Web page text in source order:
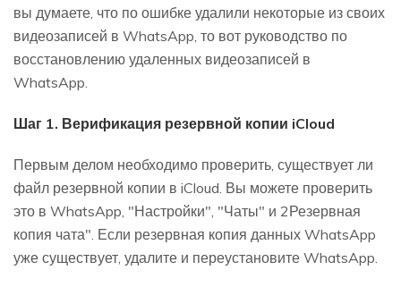
вы думаете, что по ошибке удалили некоторые из своих
видеозаписей в WhatsApp, то вот руководство по
восстановлению удаленных видеозаписей в
WhatsApp.
Шаг 1. Верификация резервной копии iCloud
Первым делом необходимо проверить, существует ли
файл резервной копии в iCloud. Вы можете проверить
это в WhatsApp, "Настройки", "Чаты" и 2Резервная
копия чата". Если резервная копия данных WhatsApp
уже существует, удалите и переустановите WhatsApp.